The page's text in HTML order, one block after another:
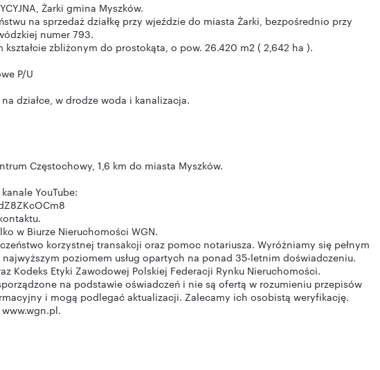
Żarki gmina Myszków.
na sprzedaż działkę przy wjeździe do miasta Żarki, bezpośrednio przy
numer 793.
kształcie zbliżonym do prostokąta, o pow. 26.420 m2 ( 2,642 ha ).
P/U
działce, w drodze woda i kanalizacja.
Częstochowy, 1,6 km do miasta Myszków.
YouTube:
w Biurze Nieruchomości WGN.
korzystnej transakcji oraz pomoc notariusza. Wyróżniamy się pełnym
poziomem usług opartych na ponad 35-letnim doświadczeniu.
Kodeks Etyki Zawodowej Polskiej Federacji Rynku Nieruchomości.
na podstawie oświadczeń i nie są ofertą w rozumieniu przepisów
i mogą podlegać aktualizacji. Zalecamy ich osobistą weryfikację.